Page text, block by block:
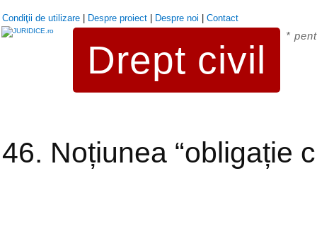
Condiţii de utilizare| Despre proiect| Despre noi Contact
Drept civil
*
46. Noțiunea “obligație